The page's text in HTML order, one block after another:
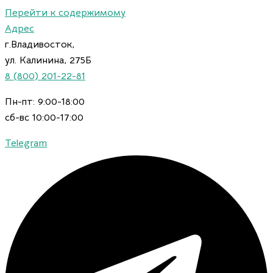
Перейти к содержимому
Адрес
г.Владивосток,
ул. Калинина, 275Б
8 (800) 201-22-81
Пн-пт: 9:00-18:00
сб-вс 10:00-17:00
Telegram